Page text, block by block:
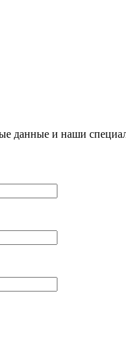
данные и наши